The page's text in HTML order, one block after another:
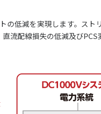
低減を実現します。ス
流配線損失の低減及び